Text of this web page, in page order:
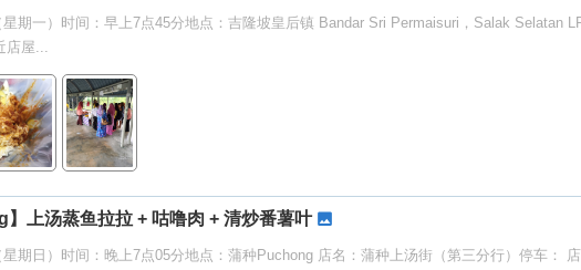
星期一）时间：早上7点45分地点：吉隆坡皇后镇 Bandar Sri Permaisuri，Salak Selatan
店屋...
】上汤蒸鱼拉拉 + 咕噜肉 + 清炒番薯叶
星期日）时间：晚上7点05分地点：蒲种Puchong 店名：蒲种上汤街（第三分行）停车：